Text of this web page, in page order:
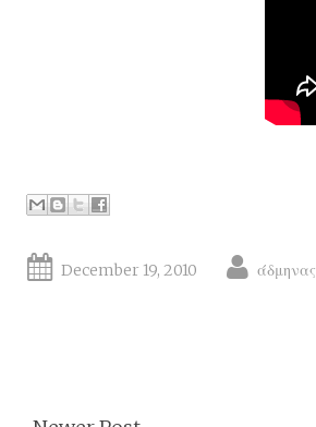
December 19, 2010 άδμηνας